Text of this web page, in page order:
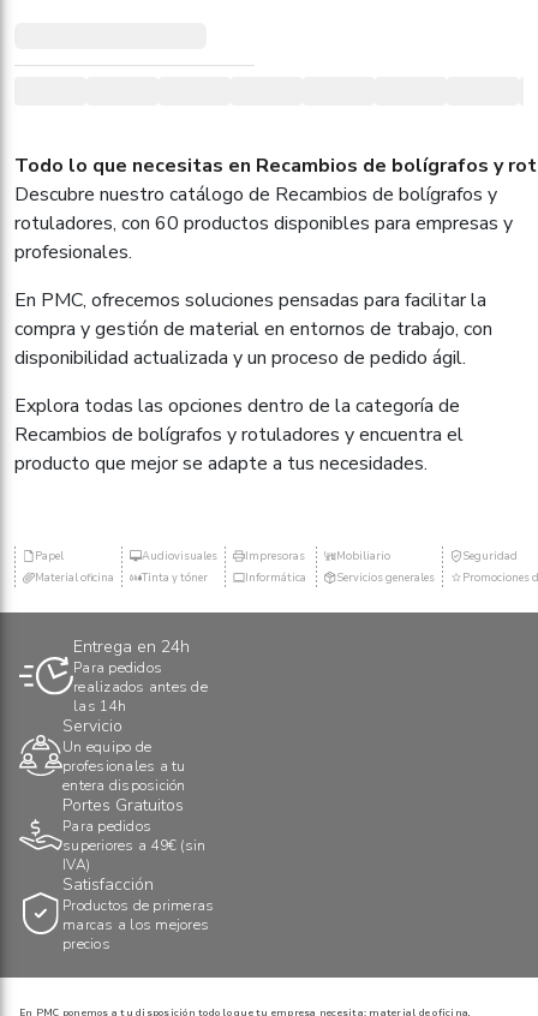
Todo lo que necesitas en Recambios de bolígrafos y
Descubre nuestro catálogo de Recambios de bolígrafos y
rotuladores, con 60 productos disponibles para empresas y
profesionales.
En PMC, ofrecemos soluciones pensadas para facilitar la
compra y gestión de material en entornos de trabajo, con
disponibilidad actualizada y un proceso de pedido ágil.
Explora todas las opciones dentro de la categoría de
Recambios de bolígrafos y rotuladores y encuentra el
producto que mejor se adapte a tus necesidades.
Papel
Material oficina
Audiovisuales
Tinta y tóner
Impresoras
Informática
Mobiliario
Servicios generales
Seguridad
Promociones
Entrega en 24h
Para pedidos
realizados antes de
las 14h
Servicio
Un equipo de
profesionales a tu
entera disposición
Portes Gratuitos
Para pedidos
superiores a 49€ (sin
IVA)
Satisfacción
Productos de primeras
marcas a los mejores
precios
En PMC ponemos a tu disposición todo lo que tu empresa necesita: material de oficina,